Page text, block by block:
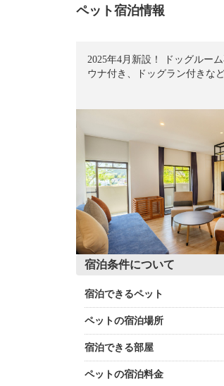
ペット宿泊情報
2025年4月新設！ ドッグルー
ウナ付き、ドッグラン付きな
宿泊条件について
宿泊できるペット
ペットの宿泊場所
宿泊できる部屋
ペットの宿泊料金